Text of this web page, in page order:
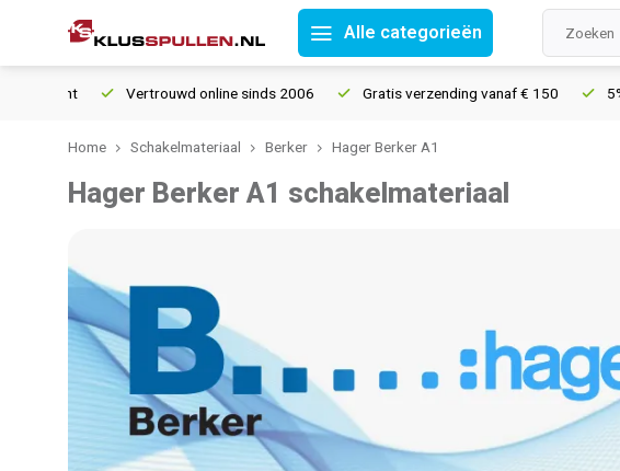
Alle categorieën
Vertrouwd online sinds 2006 Gratis verzending vanaf € 150 5% extra
Home Schakelmateriaal Berker Hager Berker A1
Hager Berker A1 schakelmateriaal